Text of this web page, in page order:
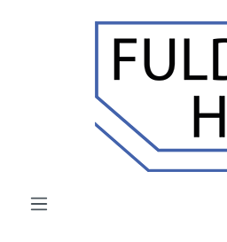
Zum Hauptinhalt springen